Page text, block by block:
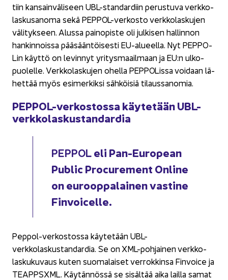
tiin kan­sain­vä­li­seen UBL-​standardiin pe­rus­tu­va verk­ko­
las­kusa­no­ma sekä PEPPOL-​verkosto verk­ko­las­ku­jen
vä­li­tyk­seen. Alus­sa pain­opis­te oli jul­ki­sen hal­lin­non
han­kin­nois­sa pää­sään­töi­ses­ti EU-​alueella. Nyt PEP­PO­
Lin käyt­tö on le­vin­nyt yri­tys­maa­il­maan ja EU:n ul­ko­
puo­lel­le. Verk­ko­las­ku­jen ohel­la PEP­PO­Lis­sa voi­daan lä­
het­tää myös esi­mer­kik­si säh­köi­siä ti­laus­sa­no­mia.
PEPPOL-​verkostossa käy­te­tään UBL-​
verkkolaskustandardia
PEP­POLeli Pan-​European
Public Procu­re­ment On­li­ne
on eu­roop­pa­lai­nen vas­ti­ne
Fin­voicel­le.
Peppol-​verkostossa käy­te­tään UBL-​
verkkolaskustandardia. Se on XML-​pohjainen verk­ko­
las­ku­ku­vaus kuten suo­ma­lai­set ver­rok­kin­sa Fin­voice ja
TEAPPSXML. Käy­tän­nös­sä se si­säl­tää aika lail­la samat